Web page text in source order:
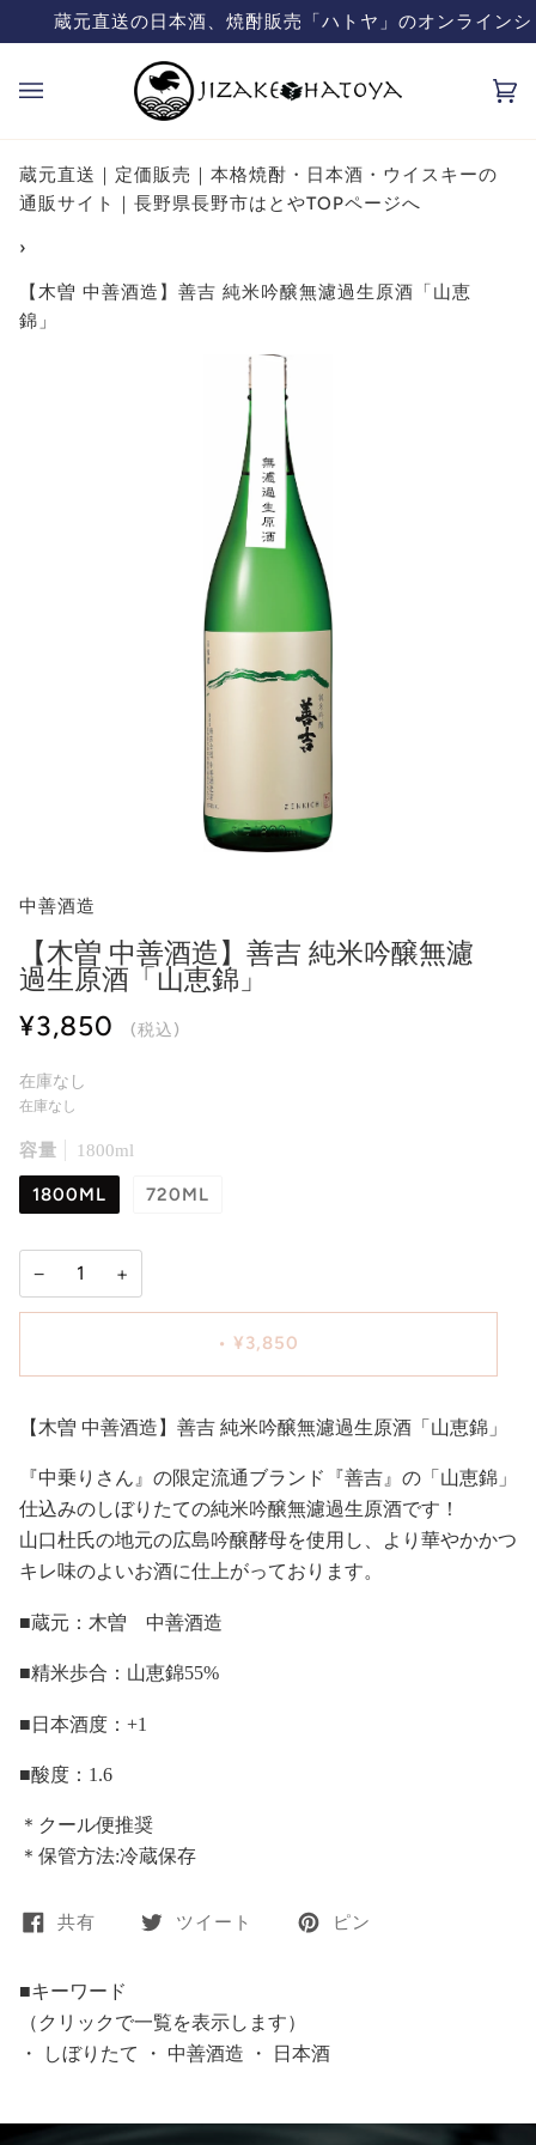
ン
ツ
しておりません。飲酒は20歳になってから
蔵元直送の日本酒、焼酎販売「ハトヤ」のオンライン
カ
ー
蔵元直送｜定価販売｜本格焼酎・日本酒・ウイスキーの
通販サイト｜長野県長野市はとやTOPページへ
›
【木曽 中善酒造】善吉 純米吟醸無濾過生原酒「山恵
錦」
中善酒造
【木曽 中善酒造】善吉 純米吟醸無濾
過生原酒「山恵錦」
¥3,850 (税込)
在庫なし
在庫なし
容量 1800ml
1800ML 720ML
− +
• ¥3,850
【木曽 中善酒造】善吉 純米吟醸無濾過生原酒「山恵錦」
『中乗りさん』の限定流通ブランド『善吉』の「山恵錦」
仕込みのしぼりたての純米吟醸無濾過生原酒です！
山口杜氏の地元の広島吟醸酵母を使用し、より華やかかつ
キレ味のよいお酒に仕上がっております。
■蔵元：木曽 中善酒造
■精米歩合：山恵錦55%
■日本酒度：+1
■酸度：1.6
＊クール便推奨
＊保管方法:冷蔵保存
共有 ツイート ピン
■キーワード
（クリックで一覧を表示します）
・
しぼりたて ・ 中善酒造 ・ 日本酒